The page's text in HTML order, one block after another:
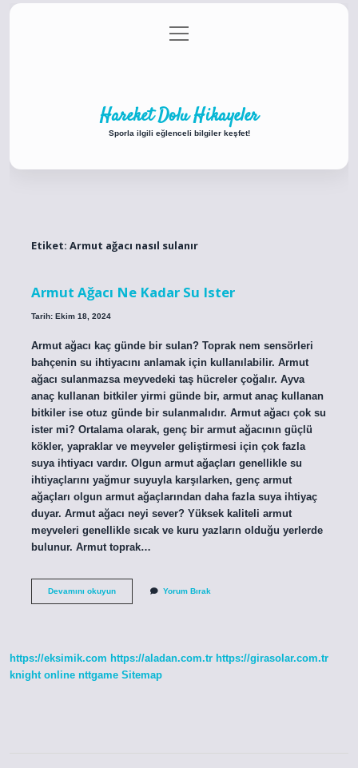
Gizlilik Politikası
menüyü
aç
Hareket Dolu Hikayeler
Sporla ilgili eğlenceli bilgiler keşfet!
Etiket: Armut ağacı nasıl sulanır
Armut Ağacı Ne Kadar Su Ister
Tarih: Ekim 18, 2024
Armut ağacı kaç günde bir sulan? Toprak nem sensörleri
bahçenin su ihtiyacını anlamak için kullanılabilir. Armut
ağacı sulanmazsa meyvedeki taş hücreler çoğalır. Ayva
anaç kullanan bitkiler yirmi günde bir, armut anaç kullanan
bitkiler ise otuz günde bir sulanmalıdır. Armut ağacı çok su
ister mi? Ortalama olarak, genç bir armut ağacının güçlü
kökler, yapraklar ve meyveler geliştirmesi için çok fazla
suya ihtiyacı vardır. Olgun armut ağaçları genellikle su
ihtiyaçlarını yağmur suyuyla karşılarken, genç armut
ağaçları olgun armut ağaçlarından daha fazla suya ihtiyaç
duyar. Armut ağacı neyi sever? Yüksek kaliteli armut
meyveleri genellikle sıcak ve kuru yazların olduğu yerlerde
bulunur. Armut toprak…
Devamını okuyunArmut
Yorum Bırak
https://eksimik.com https://aladan.com.tr https://girasolar.com.tr
knight online nttgame Sitemap